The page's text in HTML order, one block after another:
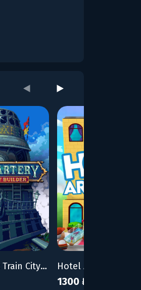
Steel Artery: Train City Builder Hotel Architect
1300 ₽